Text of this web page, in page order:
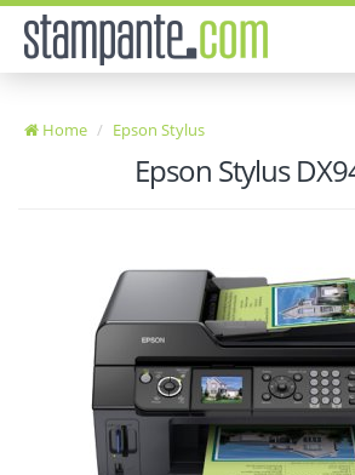
Home Epson Stylus
Epson Stylus